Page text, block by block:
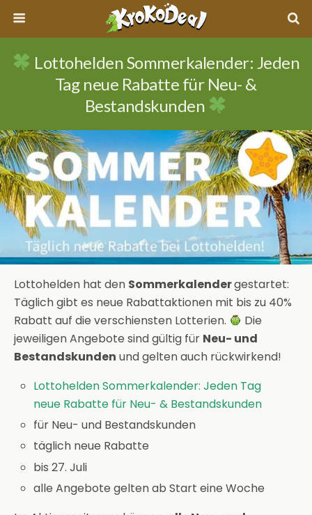
Lottohelden Sommerkalender: Jeden
Tag neue Rabatte für Neu- &
Bestandskunden
Lottohelden hat den Sommerkalendergestartet:
Täglich gibt es neue Rabattaktionen mit bis zu 40%
Rabatt auf die verschiensten Lotterien.
Die
jeweiligen Angebote sind gültig für Neu- und
Bestandskunden und gelten auch rückwirkend!
Lottohelden Sommerkalender: Jeden Tag
neue Rabatte für Neu- & Bestandskunden
für Neu- und Bestandskunden
täglich neue Rabatte
bis 27. Juli
alle Angebote gelten ab Start eine Woche